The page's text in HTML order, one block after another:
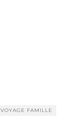
VOYAGE FAMILLE